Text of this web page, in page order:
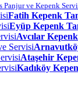
Panjur ve Kepenk
Fatih Kepenk
Eyüp Kepenk
Avcılar
Ataşehir
Kadıköy